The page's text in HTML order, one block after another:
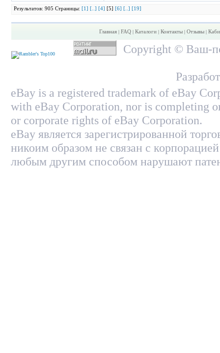
Результатов: 905 Страницы: [1] [..] [4] [5] [6] [..] [19]
Главная | FAQ | Каталоги | Контакты | Отзывы |
Copyright © Ваш-
eBay is a registered trademark of eBay
with eBay Corporation, nor is completing
or corporate rights of eBay Corporation.
eBay является зарегистрированной
никоим образом не связан с
любым другим способом нарушают